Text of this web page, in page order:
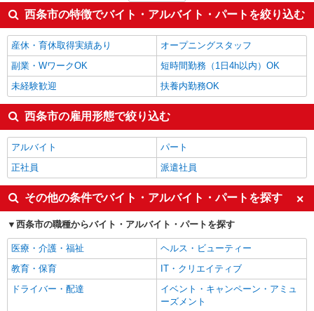
食品製造・加工1,210円
クレーン・玉掛 1,200円
板金・塗装・溶接1,200円
西条市の他の職種の平均時給を見る
西条市の特徴でバイト・アルバイト・パートを絞り込む
産休・育休取得実績あり
オープニングスタッフ
副業・WワークOK
短時間勤務（1日4h以内）OK
未経験歓迎
扶養内勤務OK
西条市の雇用形態で絞り込む
アルバイト
パート
正社員
派遣社員
その他の条件でバイト・アルバイト・パートを探す
西条市の職種からバイト・アルバイト・パートを探す
医療・介護・福祉
ヘルス・ビューティー
教育・保育
IT・クリエイティブ
ドライバー・配達
イベント・キャンペーン・アミュ
ーズメント